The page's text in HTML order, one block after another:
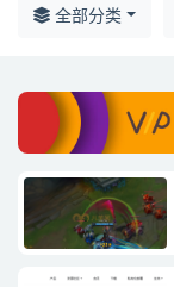
全部分类